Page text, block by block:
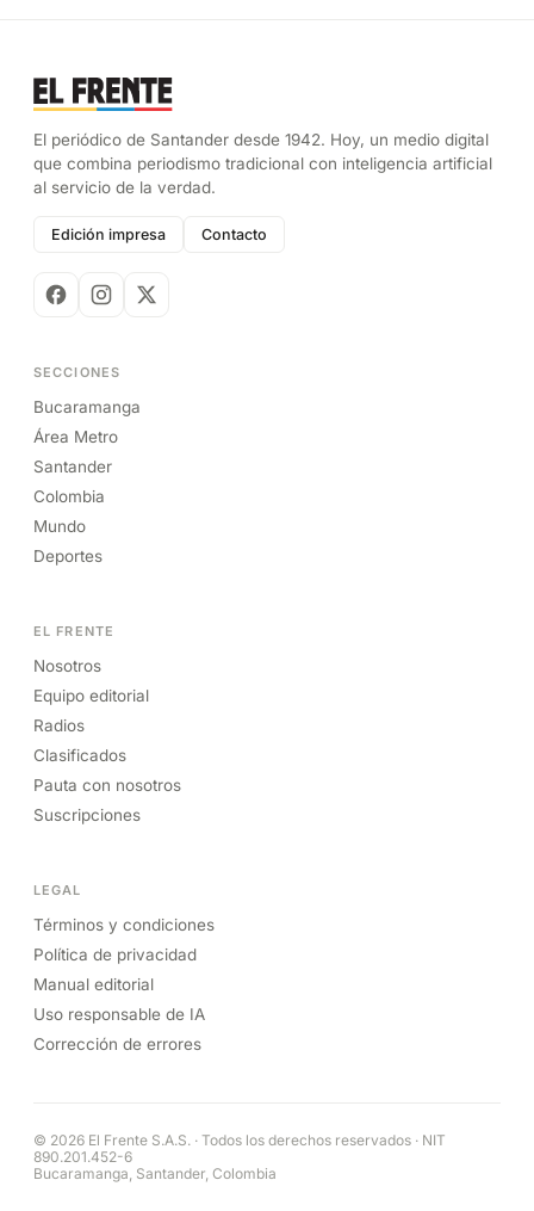
El periódico de Santander desde 1942. Hoy, un medio digital
que combina periodismo tradicional con inteligencia artificial
al servicio de la verdad.
Edición impresa Contacto
SECCIONES
Bucaramanga
Área Metro
Santander
Colombia
Mundo
Deportes
EL FRENTE
Nosotros
Equipo editorial
Radios
Clasificados
Pauta con nosotros
Suscripciones
LEGAL
Términos y condiciones
Política de privacidad
Manual editorial
Uso responsable de IA
Corrección de errores
© 2026 El Frente S.A.S. · Todos los derechos reservados · NIT
890.201.452-6
Bucaramanga, Santander, Colombia